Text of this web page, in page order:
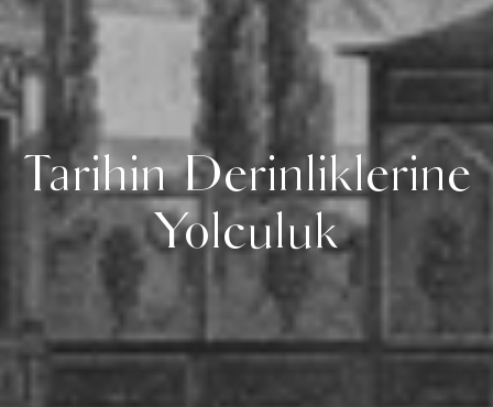
Tarihin Derinliklerine
Yolculuk